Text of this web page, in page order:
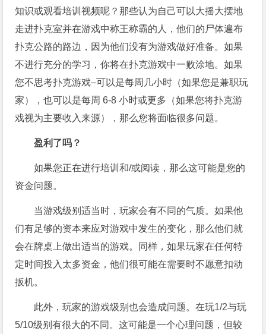
知识或观看培训视频呢？那些认为自己可以大摇大摆地
走进扑克室并在游戏中称王称霸的人，他们的尸体遍布
扑克公路的路边，因为他们没有为游戏做好准备。如果
不进行充分的学习，你将在扑克游戏中一败涂地。如果
您不思考扑克游戏–可以是每周几小时（如果您是兼职玩
家），也可以是每周 6-8 小时或更多（如果您将扑克游
戏视为主要收入来源），那么您将面临很多问题。
盈利了吗？
如果您正在进行培训和/或阅读，那么这可能是您的
资金问题。
当游戏级别适当时，玩家会有不同的气质。如果他
们有足够的资本来应对游戏中发生的变化，那么他们就
会在牌桌上做出适当的游戏。同样，如果玩家在任何特
定时间投入太多资金，他们很可能在需要时不愿意扣动
扳机。
此外，玩家的游戏级别也会造成问题。在玩1/2与玩
5/10级别有很大的不同。这可能是一个心理问题，但较